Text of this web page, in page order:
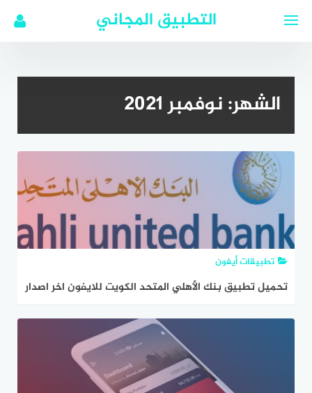
التطبيق المجاني
الشهر:نوفمبر 2021
تطبيقات أيفون
تحميل تطبيق بنك الأهلي المتحد الكويت للايفون اخر اصدار